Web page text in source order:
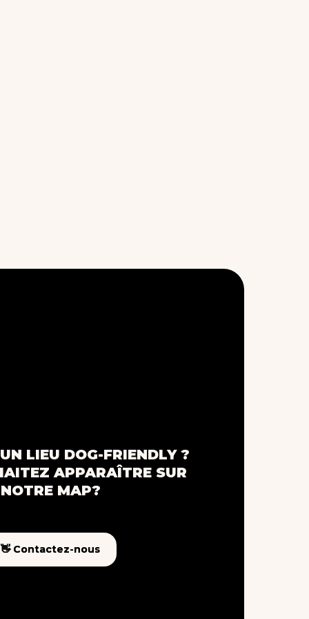
LIEU DOG-FRIENDLY ?
APPARAÎTRE SUR
NOTRE MAP?
👋 Contactez-nous
👋 Contactez-nous